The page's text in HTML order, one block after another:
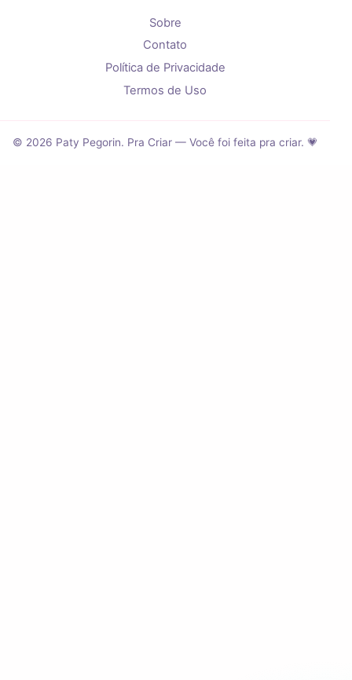
Sobre
Contato
Política de Privacidade
Termos de Uso
© 2026 Paty Pegorin. Pra Criar — Você foi feita pra criar. 💗